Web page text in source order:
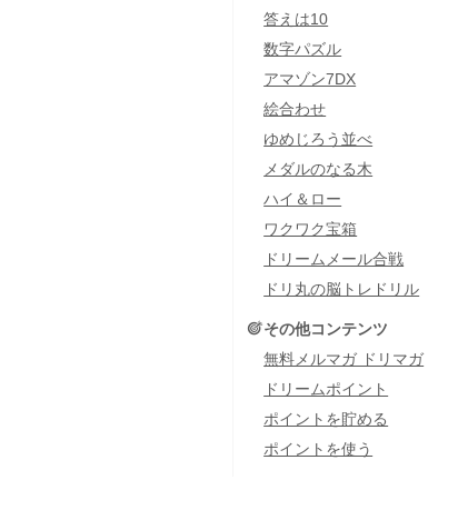
答えは10
数字パズル
アマゾン7DX
絵合わせ
ゆめじろう並べ
メダルのなる木
ハイ＆ロー
ワクワク宝箱
ドリームメール合戦
ドリ丸の脳トレドリル
その他コンテンツ
無料メルマガ ドリマガ
ドリームポイント
ポイントを貯める
ポイントを使う